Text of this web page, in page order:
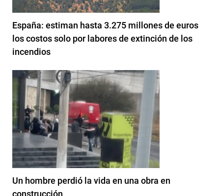
España: estiman hasta 3.275 millones de euros
los costos solo por labores de extinción de los
incendios
Un hombre perdió la vida en una obra en
construcción